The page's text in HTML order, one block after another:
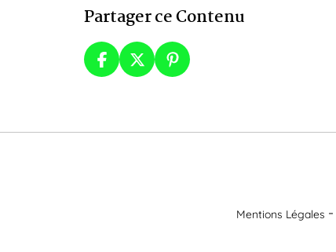
Partager ce Contenu
Mentions Légales